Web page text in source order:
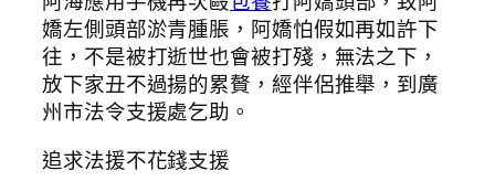
嬌左側頭部淤青腫脹，阿嬌怕假如再如許下
往，不是被打逝世也會被打殘，無法之下，
放下家丑不過揚的累贅，經伴侶推舉，到廣
州市法令支援處乞助。
追求法援不花錢支援